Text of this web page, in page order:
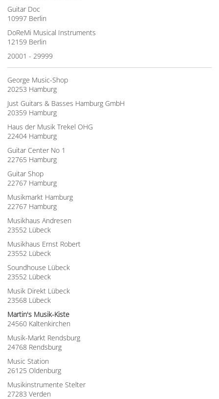
Guitar Doc
10997 Berlin
DoReMi Musical Instruments
12159 Berlin
20001 - 29999
George Music-Shop
20253 Hamburg
Just Guitars & Basses Hamburg GmbH
20359 Hamburg
Haus der Musik Trekel OHG
22404 Hamburg
Guitar Center No 1
22765 Hamburg
Guitar Shop
22767 Hamburg
Musikmarkt Hamburg
22767 Hamburg
Musikhaus Andresen
23552 Lübeck
Musikhaus Ernst Robert
23552 Lübeck
Soundhouse Lübeck
23552 Lübeck
Musik Direkt Lübeck
23568 Lübeck
Martin's Musik-Kiste
24560 Kaltenkirchen
Musik-Markt Rendsburg
24768 Rendsburg
Music Station
26125 Oldenburg
Musikinstrumente Stelter
27283 Verden